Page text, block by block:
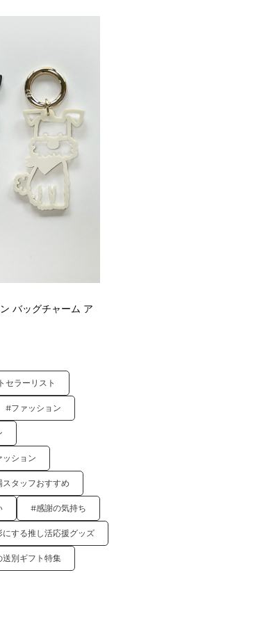
バッグチャーム ア
セラーリスト
#ファッション
ション
タッフおすすめ
#感謝の気持ち
する推し活応援グッズ
別ギフト特集